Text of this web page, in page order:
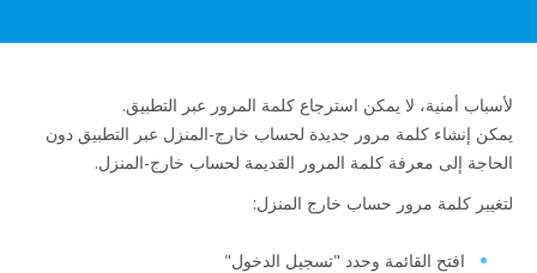
لأسباب أمنية، لا يمكن استرجاع كلمة المرور عبر التطبيق.
يمكن إنشاء كلمة مرور جديدة لحساب خارج-المنزل عبر التطبيق دون
الحاجة إلى معرفة كلمة المرور القديمة لحساب خارج-المنزل.
لتغيير كلمة مرور حساب خارج المنزل:
افتح القائمة وحدد "تسجيل الدخول"